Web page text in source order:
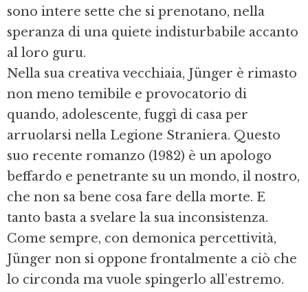
sono intere sette che si prenotano, nella
speranza di una quiete indisturbabile accanto
al loro guru.
Nella sua creativa vecchiaia, Jünger è rimasto
non meno temibile e provocatorio di
quando, adolescente, fuggì di casa per
arruolarsi nella Legione Straniera. Questo
suo recente romanzo (1982) è un apologo
beffardo e penetrante su un mondo, il nostro,
che non sa bene cosa fare della morte. E
tanto basta a svelare la sua inconsistenza.
Come sempre, con demonica percettività,
Jünger non si oppone frontalmente a ciò che
lo circonda ma vuole spingerlo all’estremo.